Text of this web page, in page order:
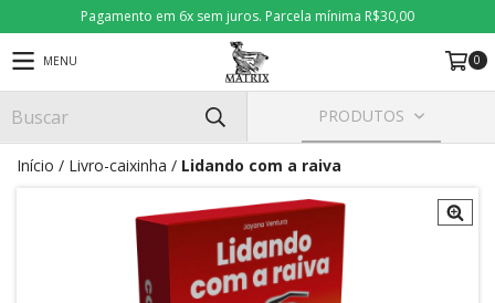
Pagamento em 6x sem juros. Parcela mínima R$30,00
MENU 0
PRODUTOS
Início / Livro-caixinha / Lidando com a raiva